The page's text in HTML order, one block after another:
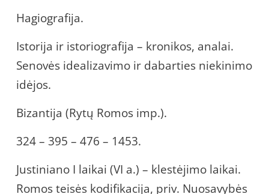
Hagiografija.
Istorija ir istoriografija – kronikos, analai.
Senovės idealizavimo ir dabarties niekinimo
idėjos.
Bizantija (Rytų Romos imp.).
324 – 395 – 476 – 1453.
Justiniano I laikai (VI a.) – klestėjimo laikai.
Romos teisės kodifikacija, priv. Nuosavybės